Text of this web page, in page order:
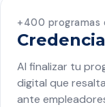
+400 programas
Al finalizar tu
digital que
ante